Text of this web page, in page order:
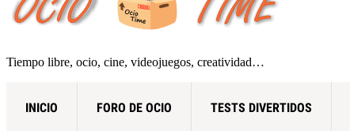
Tiempo libre, ocio, cine, videojuegos, creatividad…
INICIO FORO DE OCIO TESTS DIVERTIDOS